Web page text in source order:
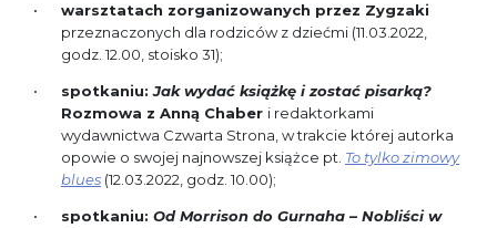
warsztatach zorganizowanych przez Zygzaki
przeznaczonych dla rodziców z dziećmi (11.03.2022,
godz. 12.00, stoisko 31);
spotkaniu:Jak wydać książkę i zostać pisarką?
Rozmowa z Anną Chaber i redaktorkami
wydawnictwa Czwarta Strona, w trakcie której autorka
opowie o swojej najnowszej książce pt. To tylko zimowy
blues (12.03.2022, godz. 10.00);
spotkaniu: Od Morrison do Gurnaha – Nobliści w